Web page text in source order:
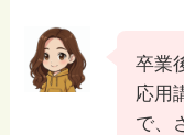
卒業
応用
で、